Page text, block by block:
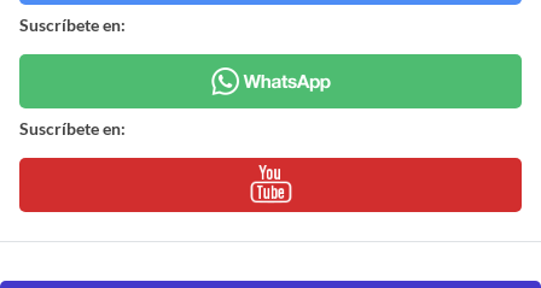
Suscríbete en:
Suscríbete en: